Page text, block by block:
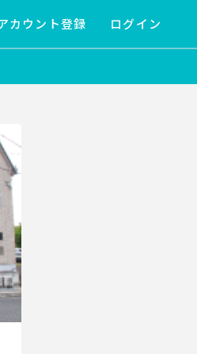
カウント登録 ログイン